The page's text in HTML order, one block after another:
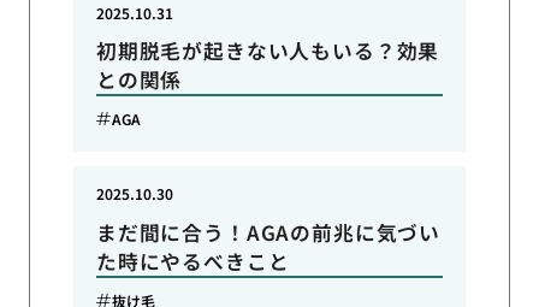
初期脱毛が起きない人もいる？効果
との関係
2025.10.31
AGA
まだ間に合う！AGAの前兆に気づい
た時にやるべきこと
2025.10.30
抜け毛